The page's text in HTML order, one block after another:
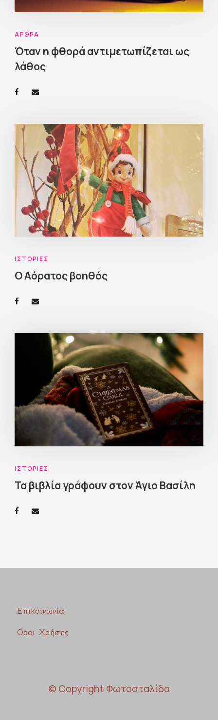
ΆΡΘΡΑ
Όταν η φθορά αντιμετωπίζεται ως
λάθος
ΙΣΤΟΡΊΕΣ
Ο Αόρατος βοηθός
ΙΣΤΟΡΊΕΣ
Τα βιβλία γράφουν στον Άγιο Βασίλη
Επικοινωνία
Οροι Χρήσης
© Copyright Φωτοσταλίδα